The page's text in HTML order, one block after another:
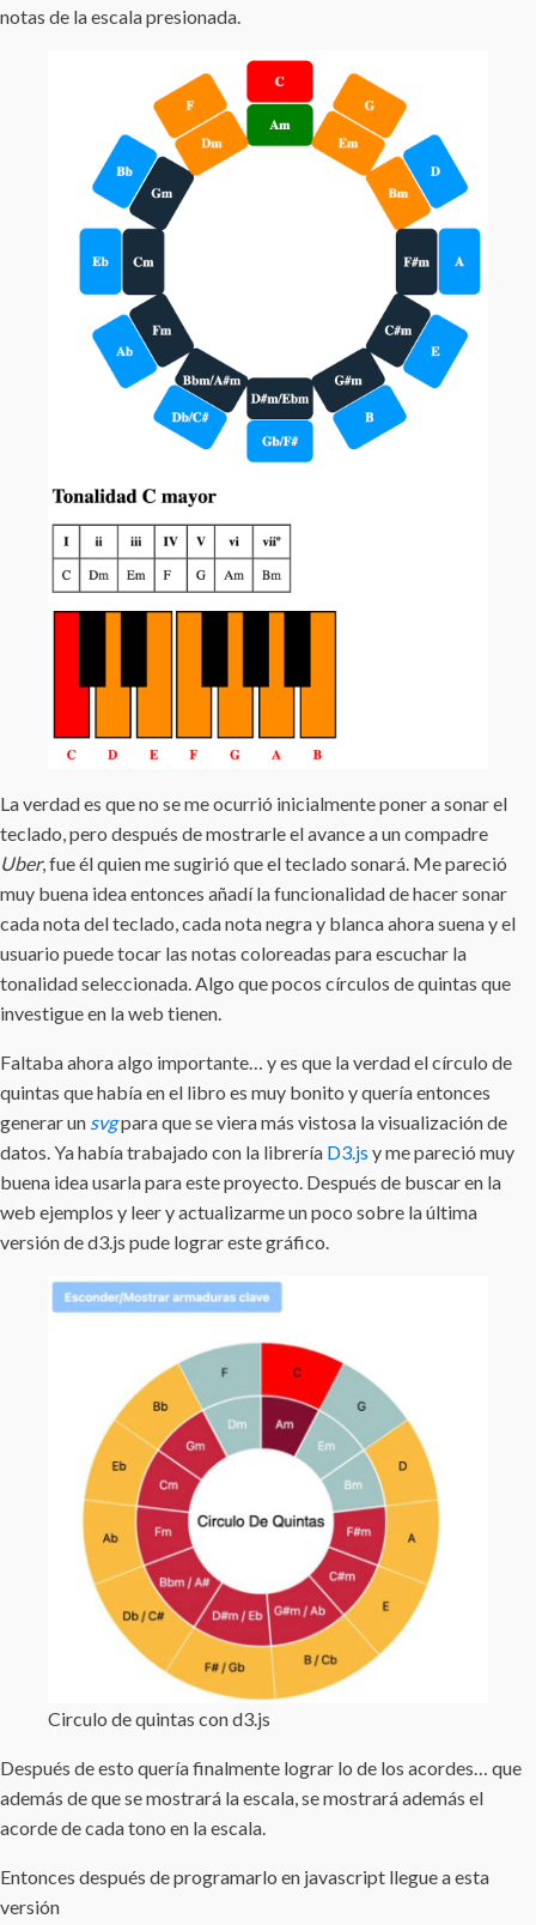
notas de la escala presionada.
La verdad es que no se me ocurrió inicialmente poner a sonar el
teclado, pero después de mostrarle el avance a un compadre
Uber, fue él quien me sugirió que el teclado sonará. Me pareció
muy buena idea entonces añadí la funcionalidad de hacer sonar
cada nota del teclado, cada nota negra y blanca ahora suena y el
usuario puede tocar las notas coloreadas para escuchar la
tonalidad seleccionada. Algo que pocos círculos de quintas que
investigue en la web tienen.
Faltaba ahora algo importante… y es que la verdad el círculo de
quintas que había en el libro es muy bonito y quería entonces
generar un svgpara que se viera más vistosa la visualización de
datos. Ya había trabajado con la librería D3.js y me pareció muy
buena idea usarla para este proyecto. Después de buscar en la
web ejemplos y leer y actualizarme un poco sobre la última
versión de d3.js pude lograr este gráfico.
Circulo de quintas con d3.js
Después de esto quería finalmente lograr lo de los acordes… que
además de que se mostrará la escala, se mostrará además el
acorde de cada tono en la escala.
Entonces después de programarlo en javascript llegue a esta
versión